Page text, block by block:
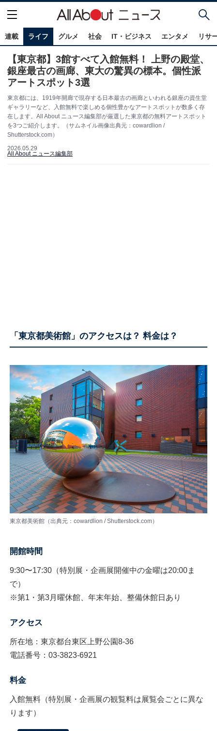
連載 ライフ グルメ 社会 IT・ビジネス エンタメ リサ
【東京都】3館すべて入館無料！ 上野の殿堂、
銀座最古の画廊、東大の驚異の標本。個性派
アートスポット3選
東京都には、1919年開廊で現存する日本最古の画廊といわれる銀座の資生堂
ギャラリーなど、入館無料で楽しめる個性豊かなアートスポットが数多く存
在します。All About ニュース編集部が厳選した東京都の無料アートスポット
を3つご紹介します。（サムネイル画像出典元：cowardlion /
Shutterstock.com）
2026.05.29
All About ニュース編集部
「東京都美術館」のアクセスは？ 料金は？
東京都美術館（出典元：cowardlion / Shutterstock.com）
開館時間
9:30〜17:30（特別展・企画展開催中の金曜は20:00ま
で）
※第1・第3月曜休館、年末年始、整備休館日あり
アクセス
所在地：東京都台東区上野公園8-36
電話番号：03-3823-6921
料金
入館無料（特別展・企画展の観覧料は展覧会ごとに異な
ります）